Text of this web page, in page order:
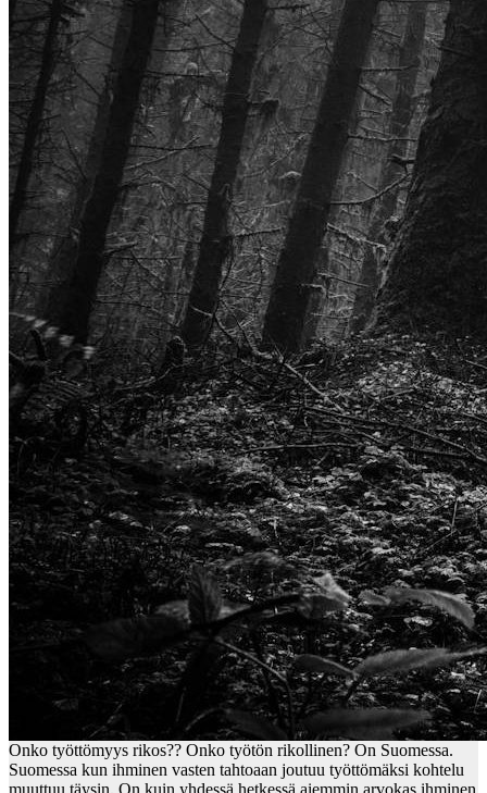
Onko työttömyys rikos?? Onko työtön rikollinen? On Suomessa.
Suomessa kun ihminen vasten tahtoaan joutuu työttömäksi kohtelu
muuttuu täysin. On kuin yhdessä hetkessä aiemmin arvokas ihminen